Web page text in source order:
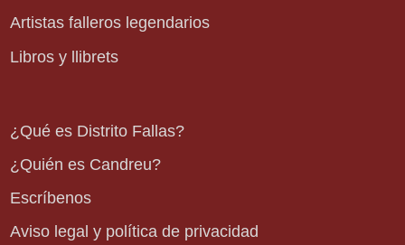
Artistas falleros legendarios
Libros y llibrets
¿Qué es Distrito Fallas?
¿Quién es Candreu?
Escríbenos
Aviso legal y política de privacidad